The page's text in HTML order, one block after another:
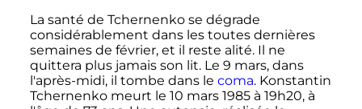
La santé de Tchernenko se dégrade
considérablement dans les toutes dernières
semaines de février, et il reste alité. Il ne
quittera plus jamais son lit. Le 9 mars, dans
l'après-midi, il tombe dans le coma. Konstantin
Tchernenko meurt le 10 mars 1985 à 19h20, à